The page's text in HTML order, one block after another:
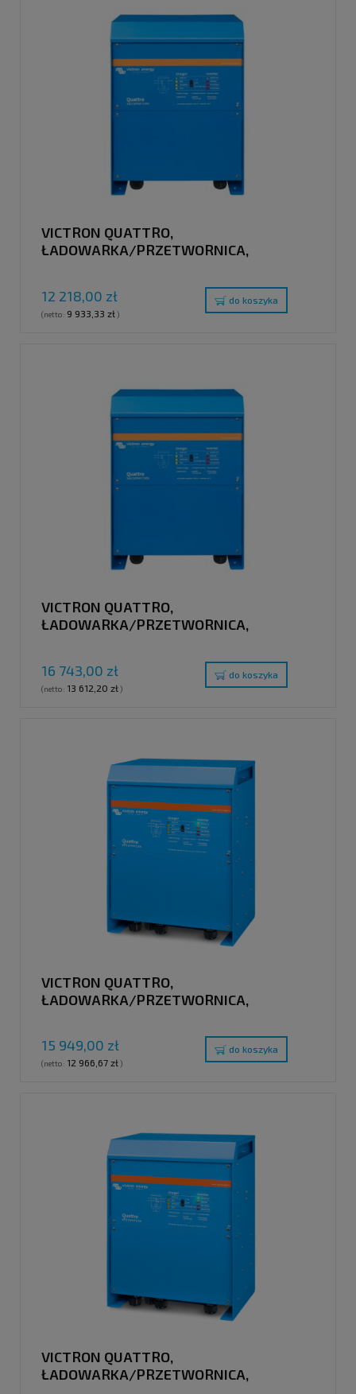
VICTRON QUATTRO,
ŁADOWARKA/PRZETWORNICA,
12 218,00 zł
(netto: 9 933,33 zł)
do koszyka
VICTRON QUATTRO,
ŁADOWARKA/PRZETWORNICA,
16 743,00 zł
(netto: 13 612,20 zł)
do koszyka
VICTRON QUATTRO,
ŁADOWARKA/PRZETWORNICA,
15 949,00 zł
(netto: 12 966,67 zł)
do koszyka
VICTRON QUATTRO,
ŁADOWARKA/PRZETWORNICA,